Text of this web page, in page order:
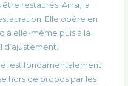
restaurés. Ainsi, la
Elle opère en
à elle-même puis à la
d’ajustement.
est fondamentalement
hors de propos par les